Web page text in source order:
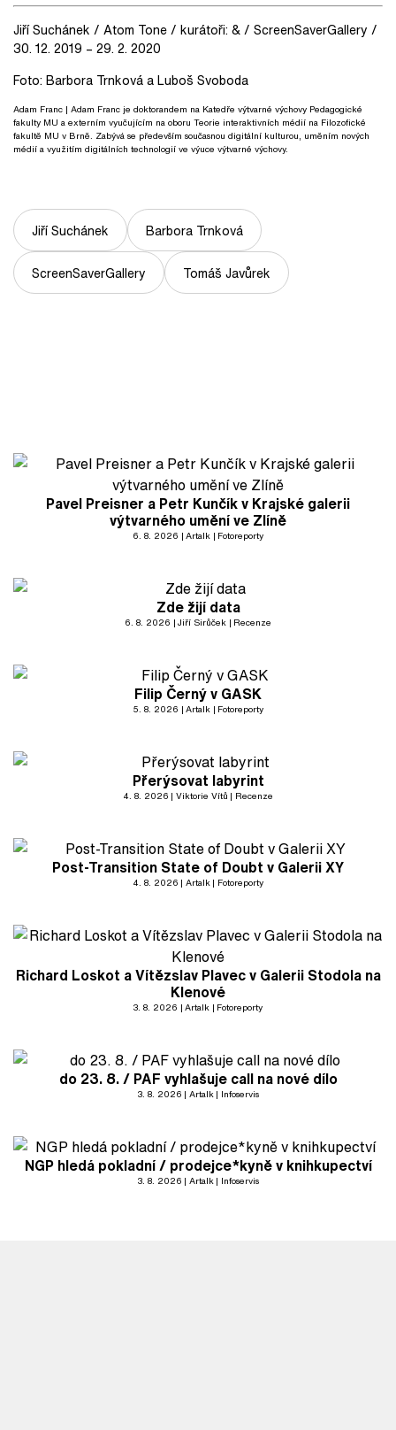
Jiří Suchánek / Atom Tone / kurátoři: & / ScreenSaverGallery /
30. 12. 2019 – 29. 2. 2020
Foto: Barbora Trnková a Luboš Svoboda
Adam Franc | Adam Franc je doktorandem na Katedře výtvarné výchovy Pedagogické
fakulty MU a externím vyučujícím na oboru Teorie interaktivních médií na Filozofické
fakultě MU v Brně. Zabývá se především současnou digitální kulturou, uměním nových
médií a využitím digitálních technologií ve výuce výtvarné výchovy.
Jiří Suchánek Barbora Trnková
ScreenSaverGallery Tomáš Javůrek
Pavel Preisner a Petr Kunčík v Krajské galerii
výtvarného umění ve Zlíně
6. 8. 2026 Artalk Fotoreporty
Zde žijí data
6. 8. 2026 Jiří Sirůček Recenze
Filip Černý v GASK
5. 8. 2026 Artalk Fotoreporty
Přerýsovat labyrint
4. 8. 2026 Viktorie Vítů Recenze
Post-Transition State of Doubt v Galerii XY
4. 8. 2026 Artalk Fotoreporty
Richard Loskot a Vítězslav Plavec v Galerii Stodola na
Klenové
3. 8. 2026 Artalk Fotoreporty
do 23. 8. / PAF vyhlašuje call na nové dílo
3. 8. 2026 Artalk Infoservis
NGP hledá pokladní / prodejce*kyně v knihkupectví
3. 8. 2026 Artalk Infoservis